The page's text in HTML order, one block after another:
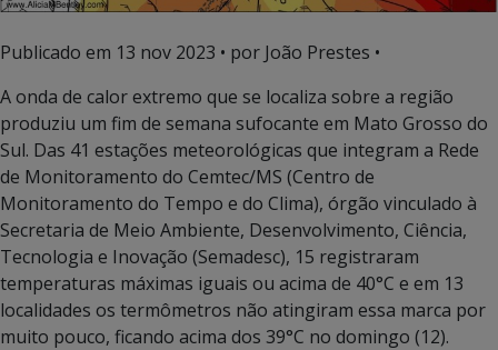
Publicado em 13 nov 2023 • por João Prestes •
A onda de calor extremo que se localiza sobre a região
produziu um fim de semana sufocante em Mato Grosso do
Sul. Das 41 estações meteorológicas que integram a Rede
de Monitoramento do Cemtec/MS (Centro de
Monitoramento do Tempo e do Clima), órgão vinculado à
Secretaria de Meio Ambiente, Desenvolvimento, Ciência,
Tecnologia e Inovação (Semadesc), 15 registraram
temperaturas máximas iguais ou acima de 40°C e em 13
localidades os termômetros não atingiram essa marca por
muito pouco, ficando acima dos 39°C no domingo (12).